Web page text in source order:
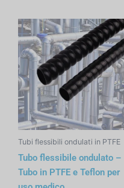
Tubi flessibili ondulati in PTFE
Tubo flessibile ondulato –
Tubo in PTFE e Teflon per